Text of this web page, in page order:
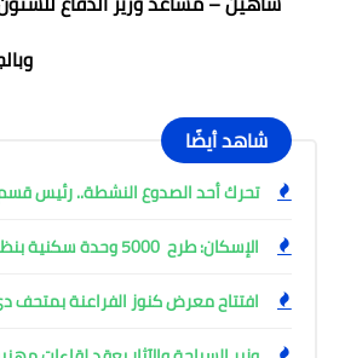
شاهد أيضًا
تحرك أحد الصدوع النشطة.. رئيس
الإسكان: طرح 5000 وحدة سكنية بنظام الإيجار المنتهي بالتملك
افتتاح معرض كنوز الفراعنة بمتحف